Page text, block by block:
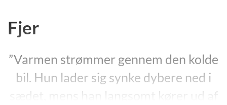
Fjer
”Varmen strømmer gennem den kolde
bil. Hun lader sig synke dybere ned i
sædet, mens han langsomt kører ud af